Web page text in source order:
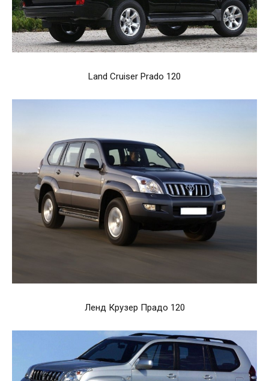
Land Cruiser Prado 120
Ленд Крузер Прадо 120